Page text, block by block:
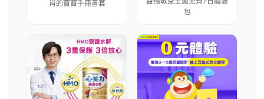
肖的寶寶手冊書套
包